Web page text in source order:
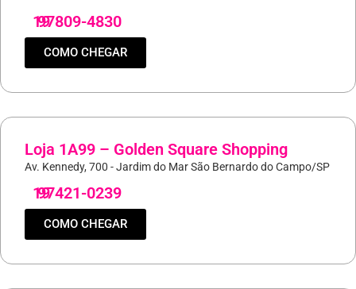
19
97809-4830
COMO CHEGAR
Loja 1A99 – Golden Square Shopping
Av. Kennedy, 700 - Jardim do Mar São Bernardo do Campo/SP
19
97421-0239
COMO CHEGAR